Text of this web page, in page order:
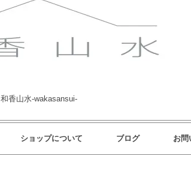
和香山水-wakasansui-
ショップについて ブログ お問